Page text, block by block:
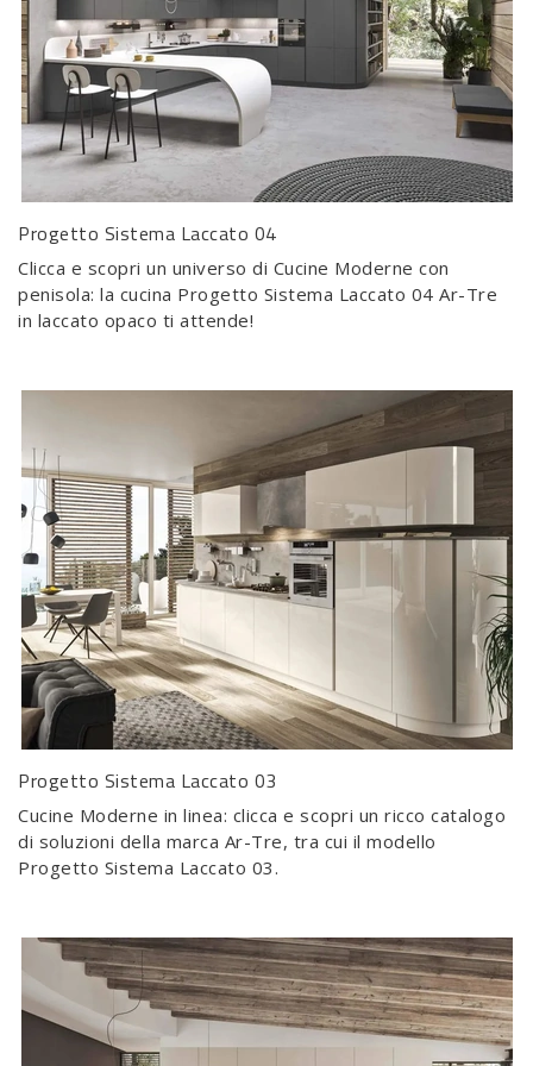
Progetto Sistema Laccato 04
Clicca e scopri un universo di Cucine Moderne con
penisola: la cucina Progetto Sistema Laccato 04 Ar-Tre
in laccato opaco ti attende!
Progetto Sistema Laccato 03
Cucine Moderne in linea: clicca e scopri un ricco catalogo
di soluzioni della marca Ar-Tre, tra cui il modello
Progetto Sistema Laccato 03.